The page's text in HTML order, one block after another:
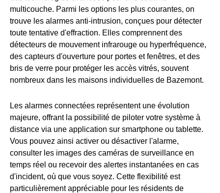
multicouche. Parmi les options les plus courantes, on
trouve les alarmes anti-intrusion, conçues pour détecter
toute tentative d'effraction. Elles comprennent des
détecteurs de mouvement infrarouge ou hyperfréquence,
des capteurs d'ouverture pour portes et fenêtres, et des
bris de verre pour protéger les accès vitrés, souvent
nombreux dans les maisons individuelles de Bazemont.
Les alarmes connectées représentent une évolution
majeure, offrant la possibilité de piloter votre système à
distance via une application sur smartphone ou tablette.
Vous pouvez ainsi activer ou désactiver l'alarme,
consulter les images des caméras de surveillance en
temps réel ou recevoir des alertes instantanées en cas
d'incident, où que vous soyez. Cette flexibilité est
particulièrement appréciable pour les résidents de